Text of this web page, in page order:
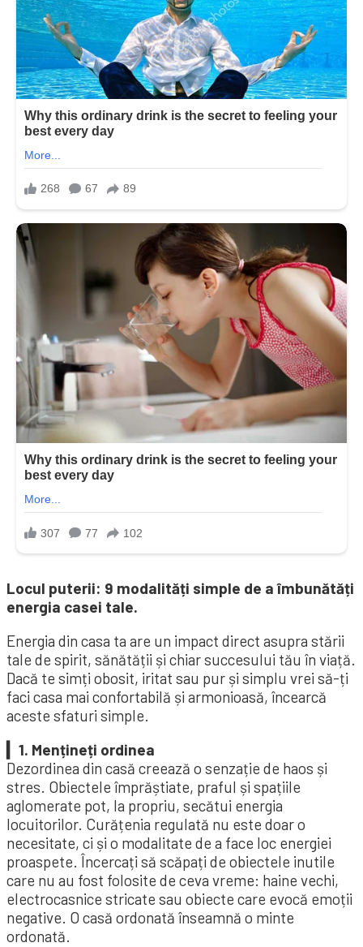
Locul puterii: 9 modalități simple de a îmbunătăți
energia casei tale.
Energia din casa ta are un impact direct asupra stării
tale de spirit, sănătății și chiar succesului tău în viață.
Dacă te simți obosit, iritat sau pur și simplu vrei să-ți
faci casa mai confortabilă și armonioasă, încearcă
aceste sfaturi simple.
▎1. Mențineți ordinea
Dezordinea din casă creează o senzație de haos și
stres. Obiectele împrăștiate, praful și spațiile
aglomerate pot, la propriu, secătui energia
locuitorilor. Curățenia regulată nu este doar o
necesitate, ci și o modalitate de a face loc energiei
proaspete. Încercați să scăpați de obiectele inutile
care nu au fost folosite de ceva vreme: haine vechi,
electrocasnice stricate sau obiecte care evocă emoții
negative. O casă ordonată înseamnă o minte
ordonată.